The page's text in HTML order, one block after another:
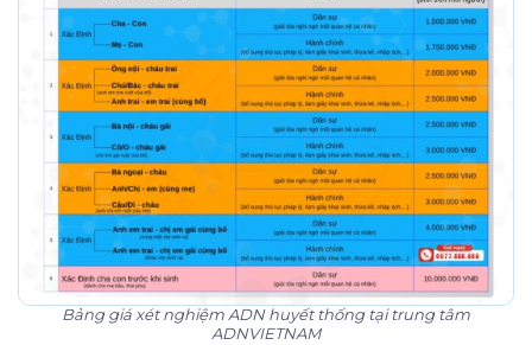
Bảng giá xét nghiệm ADN huyết thống tại trung tâm
ADNVIETNAM